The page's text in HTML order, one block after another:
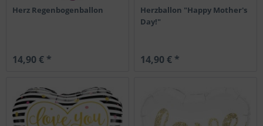
Herz Regenbogenballon
14,90 € *
Herzballon "Happy Mother's
Day!"
14,90 € *